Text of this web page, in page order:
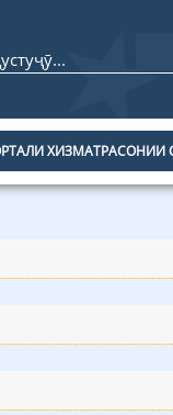
ХИЗМАТРАСОНИИ